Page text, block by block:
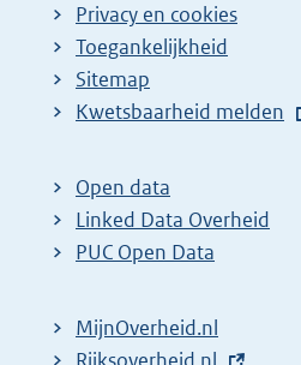
Privacy en cookies
Toegankelijkheid
Sitemap
E
t
e
r
l
Kwetsbaarheid melden
Open data
Linked Data Overheid
PUC Open Data
MijnOverheid.nl